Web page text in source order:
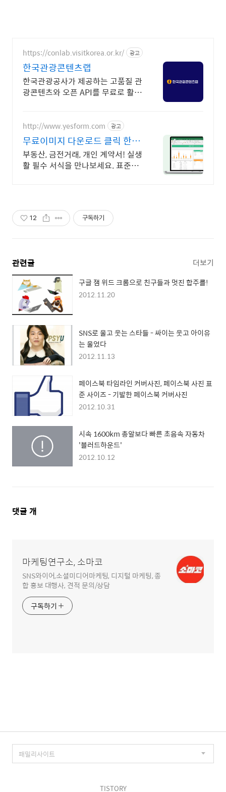
https://conlab.visitkorea.or.kr/ 광고
한국관광콘텐츠랩
한국관광공사가 제공하는 고품질 관
광콘텐츠와 오픈 API를 무료로 활용
http://www.yesform.com 광고
무료이미지 다운로드 클릭 한
번, 문서 완성!
부동산, 금전거래, 개인 계약서! 실생
활 필수 서식을 만나보세요. 표준화
12 구독하기
관련글 더보기
구글 잼 위드 크롬으로 친구들과 멋진 합주를!
2012.11.20
SNS로 울고 웃는 스타들 - 싸이는 웃고 아이유
는 울었다
2012.11.13
페이스북 타임라인 커버사진, 페이스북 사진 표
준 사이즈 - 기발한 페이스북 커버사진
2012.10.31
시속 1600km 총알보다 빠른 초음속 자동차
'블러드하운드'
2012.10.12
댓
댓글 개
마케팅연구소, 소마코
SNS와이어,소셜미디어마케팅, 디지털 마케팅, 종
합 홍보 대행사, 견적 문의/상담
구독하기
TISTORY